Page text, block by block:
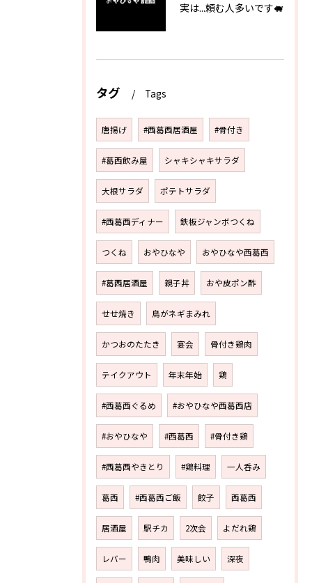
実は...頼む人多いです🐖
タグ Tags
唐揚げ #西葛西居酒屋 #骨付き
#葛西飲み屋 シャキシャキサラダ
大根サラダ ポテトサラダ
#西葛西ディナー 鉄板ジャンボつくね
つくね おやひなや おやひなや西葛西
#葛西居酒屋 親子丼 おや皮ポン酢
せせ焼き 鳥がネギまみれ
かつおのたたき 宴会 骨付き鶏肉
テイクアウト 年末年始 鶏
#西葛西ぐるめ #おやひなや西葛西店
#おやひなや #西葛西 #骨付き鶏
#西葛西やきとり #鶏料理 一人呑み
葛西 #西葛西ご飯 餃子 西葛西
居酒屋 駅チカ 2次会 よだれ鶏
レバー 鴨肉 美味しい 深夜